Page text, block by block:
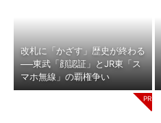
改札に「かざす」歴史が終わる
──東武「顔認証」とJR東「ス
マホ無線」の覇権争い